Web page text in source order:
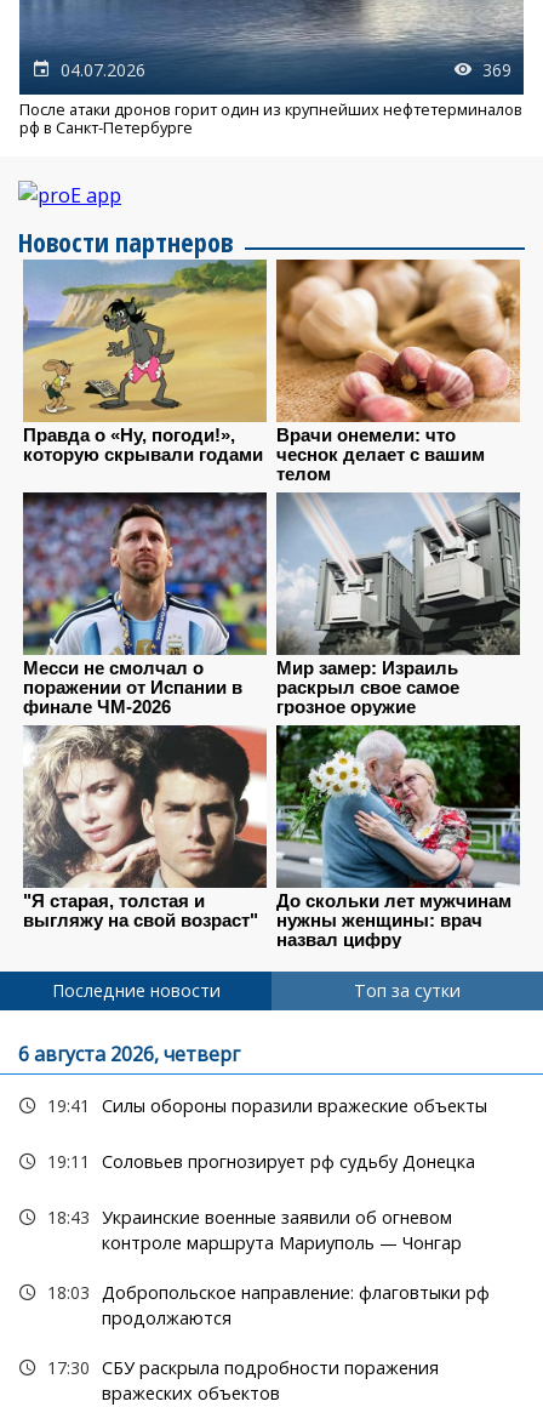
04.07.2026 369
После атаки дронов горит один из крупнейших нефтетерминалов
рф в Санкт-Петербурге
Новости партнеров
Последние новости Топ за сутки
6 августа 2026, четверг
19:41 Силы обороны поразили вражеские объекты
19:11 Соловьев прогнозирует рф судьбу Донецка
18:43 Украинские военные заявили об огневом
контроле маршрута Мариуполь — Чонгар
18:03 Добропольское направление: флаговтыки рф
продолжаются
17:30 СБУ раскрыла подробности поражения
вражеских объектов